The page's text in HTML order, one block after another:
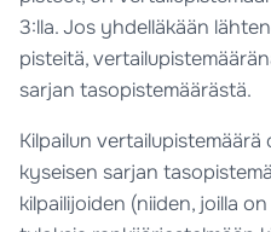
3:lla. Jos yhdelläkään
pisteitä,
sarjan tasopistemäärästä.
Kilpailun
kyseisen sarjan
kilpailijoiden (niiden, joilla